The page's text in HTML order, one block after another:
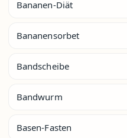
Bananen-Diät
Bananensorbet
Bandscheibe
Bandwurm
Basen-Fasten